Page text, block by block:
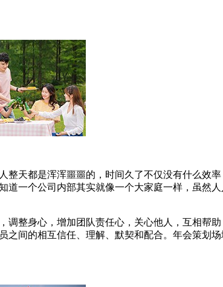
天都是浑浑噩噩的，时间久了不仅没有什么效
一个公司内部其实就像一个大家庭一样，虽然
整身心，增加团队责任心，关心他人，互相帮
间的相互信任、理解、默契和配合。年会策划